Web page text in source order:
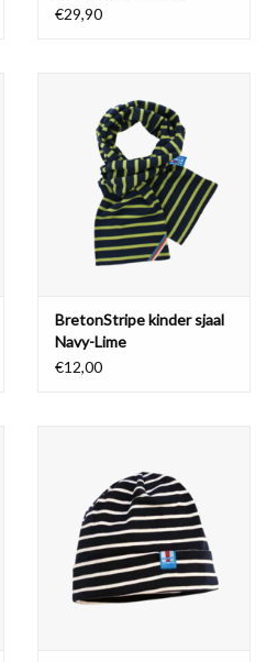
naturel
€29,90
BretonStripe kinder sjaal
Navy-Lime
€12,00